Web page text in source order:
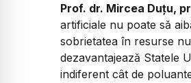
Prof. dr. Mircea Duțu,
artificiale nu poate să
sobrietatea în resurse
dezavantajează Statele
indiferent cât de